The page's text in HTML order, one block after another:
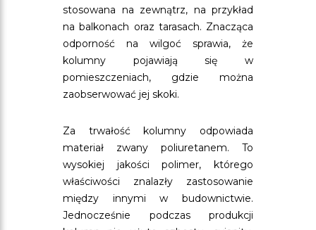
stosowana na zewnątrz, na przykład
na balkonach oraz tarasach. Znacząca
odporność na wilgoć sprawia, że
kolumny pojawiają się w
pomieszczeniach, gdzie można
zaobserwować jej skoki.
Za trwałość kolumny odpowiada
materiał zwany poliuretanem. To
wysokiej jakości polimer, którego
właściwości znalazły zastosowanie
między innymi w budownictwie.
Jednocześnie podczas produkcji